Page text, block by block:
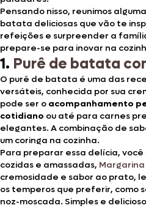
Pensando nisso, reunimos
batata deliciosas que vão te
refeições e surpreender a
prepare-se para inovar na
1. Purê de batata
O purê de batata é uma das
versáteis, conhecida por sua
pode ser o acompanhamento
cotidiano ou até para carnes
elegantes. A combinação de
um coringa na cozinha.
Para preparar essa delícia,
cozidas e amassadas,
cremosidade e sabor ao prato,
os temperos que preferir, como
noz-moscada. Simples e